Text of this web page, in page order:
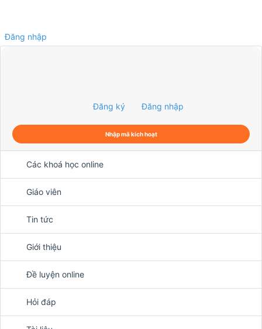
Đăng nhập
Đăng ký Đăng nhập
Nhập mã kích hoạt
Các khoá học online
Giáo viên
Tin tức
Giới thiệu
Đề luyện online
Hỏi đáp